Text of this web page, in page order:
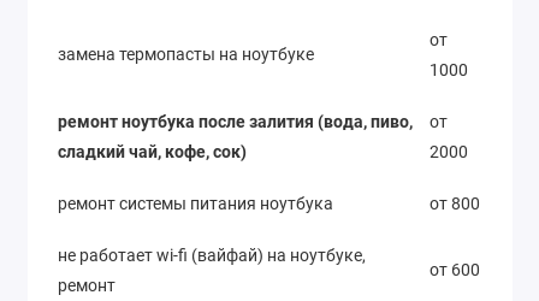
замена термопасты на ноутбуке
от
1000
ремонт ноутбука после залития (вода, пиво,
сладкий чай, кофе, сок)
от
2000
ремонт системы питания ноутбука от 800
не работает wi-fi (вайфай) на ноутбуке,
ремонт
от 600